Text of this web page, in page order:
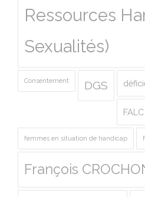
Ressources
Sexualités)
Consentement DGS
FALC
femmes en situation de handicap
François